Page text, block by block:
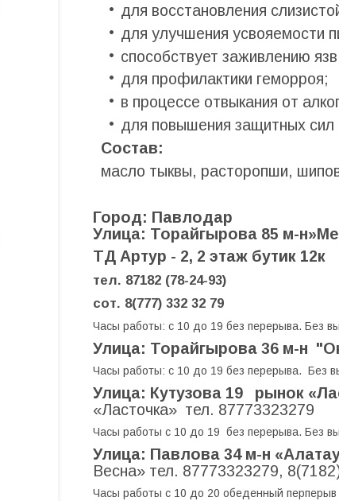
для восстановления
для улучшения усвояемости
способствует заживлению
для профилактики геморроя;
в процессе отвыкания от
для повышения защитных сил
Состав:
масло тыквы, расторопши,
Город: Павлодар
Улица: Торайгырова 85 м-
ТД Артур - 2, 2 этаж бутик 12к
тел. 87182 (78-24-93)
сот. 8(777) 332 32 79
Часы работы: с 10 до 19 без перерыва. Без
Улица: Торайгырова 36 м-н
Часы работы: с 10 до 19 без перерыва. Без
Улица: Кутузова 19 рынок
«Ласточка» тел. 87773323279
Часы работы с 10 до 19 без перерыва. Без
Улица: Павлова 34 м-н
Весна» тел. 87773323279,
Часы работы с 10 до 20 обеденный